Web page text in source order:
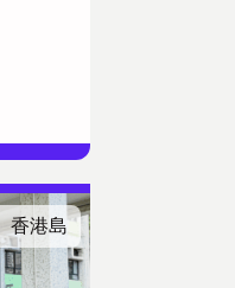
香港島